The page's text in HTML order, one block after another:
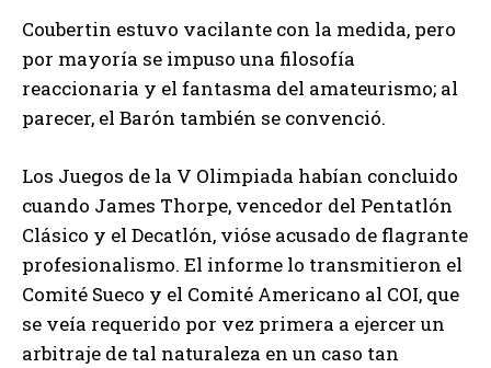
Coubertin estuvo vacilante con la medida, pero
por mayoría se impuso una filosofía
reaccionaria y el fantasma del amateurismo; al
parecer, el Barón también se convenció.
Los Juegos de la V Olimpiada habían concluido
cuando James Thorpe, vencedor del Pentatlón
Clásico y el Decatlón, vióse acusado de flagrante
profesionalismo. El informe lo transmitieron el
Comité Sueco y el Comité Americano al COI, que
se veía requerido por vez primera a ejercer un
arbitraje de tal naturaleza en un caso tan